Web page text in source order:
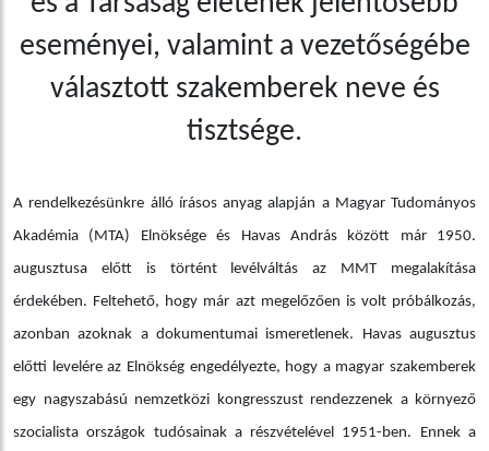
eseményei, valamint a vezetőségébe
választott szakemberek neve és
tisztsége.
A rendelkezésünkre álló írásos anyag alapján a Magyar Tudományos
Akadémia (MTA) Elnöksége és Havas András között már 1950.
augusztusa előtt is történt levélváltás az MMT megalakítása
érdekében. Feltehető, hogy már azt megelőzően is volt próbálkozás,
azonban azoknak a dokumentumai ismeretlenek. Havas augusztus
előtti levelére az Elnökség engedélyezte, hogy a magyar szakemberek
egy nagyszabású nemzetközi kongresszust rendezzenek a környező
szocialista országok tudósainak a részvételével 1951-ben. Ennek a